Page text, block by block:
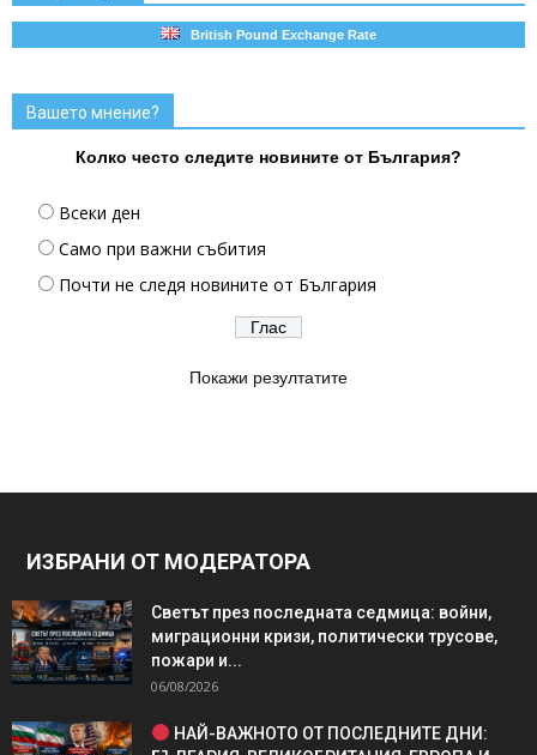
British Pound Exchange Rate
Вашето мнение?
Колко често следите новините от България?
Всеки ден
Само при важни събития
Почти не следя новините от България
Покажи резултатите
ИЗБРАНИ ОТ МОДЕРАТОРА
Светът през последната седмица: войни,
миграционни кризи, политически трусове,
пожари и...
06/08/2026
НАЙ-ВАЖНОТО ОТ ПОСЛЕДНИТЕ ДНИ: